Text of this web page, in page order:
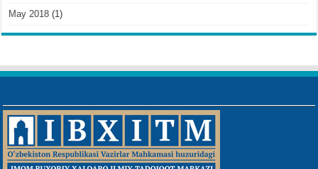
May 2018 (1)